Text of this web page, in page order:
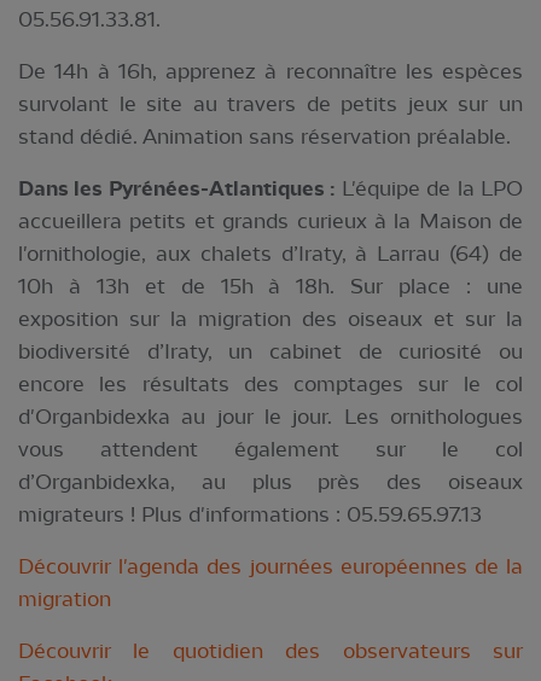
05.56.91.33.81.
De 14h à 16h, apprenez à reconnaître les espèces
survolant le site au travers de petits jeux sur un
stand dédié. Animation sans réservation préalable.
Dans les Pyrénées-Atlantiques : L'équipe de la LPO
accueillera petits et grands curieux à la Maison de
l'ornithologie, aux chalets d’Iraty, à Larrau (64) de
10h à 13h et de 15h à 18h. Sur place : une
exposition sur la migration des oiseaux et sur la
biodiversité d’Iraty, un cabinet de curiosité ou
encore les résultats des comptages sur le col
d'Organbidexka au jour le jour. Les ornithologues
vous attendent également sur le col
d’Organbidexka, au plus près des oiseaux
migrateurs ! Plus d'informations : 05.59.65.97.13
Découvrir l'agenda des journées européennes de la
migration
Découvrir le quotidien des observateurs sur